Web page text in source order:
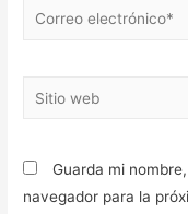
Correo
Sitio
Guarda mi
navegador para la